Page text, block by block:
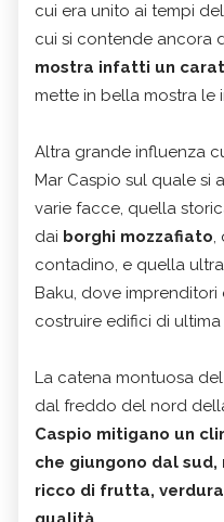
cui era unito ai tempi
cui si contende ancora
mostra infatti un
mette in bella mostra le
Altra grande influenza
Mar Caspio sul quale si
varie facce, quella
dai borghi mozzafiato,
contadino, e quella
Baku, dove
costruire edifici di
La catena montuosa
dal freddo del nord
Caspio mitigano un
che giungono dal
ricco di frutta,